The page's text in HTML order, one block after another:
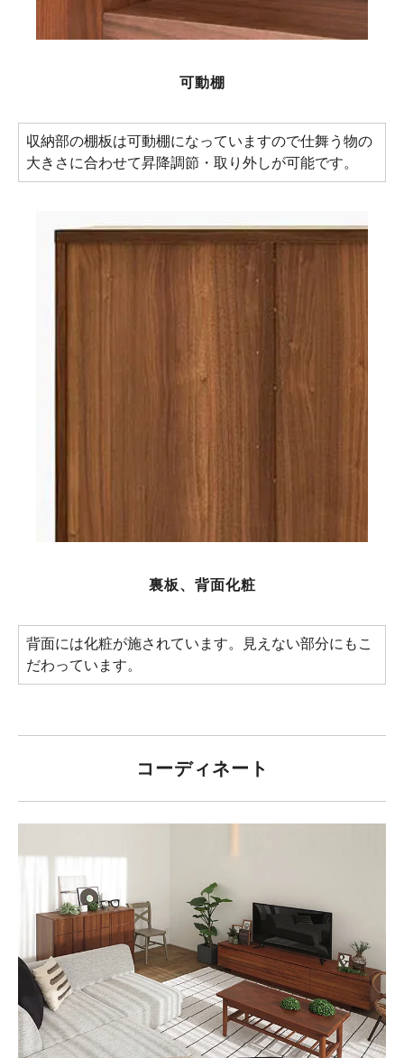
可動棚
収納部の棚板は可動棚になっていますので仕舞う物の
大きさに合わせて昇降調節・取り外しが可能です。
裏板、背面化粧
背面には化粧が施されています。見えない部分にもこ
だわっています。
コーディネート